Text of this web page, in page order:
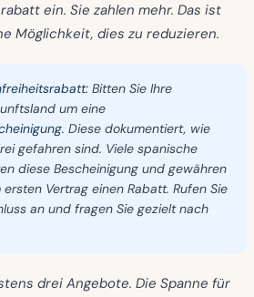
ein. Sie zahlen mehr. Das ist
Möglichkeit, dies zu reduzieren.
Bitten Sie Ihre
um eine
. Diese dokumentiert, wie
gefahren sind. Viele spanische
diese Bescheinigung und gewähren
Vertrag einen Rabatt. Rufen Sie
an und fragen Sie gezielt nach
drei Angebote. Die Spanne für